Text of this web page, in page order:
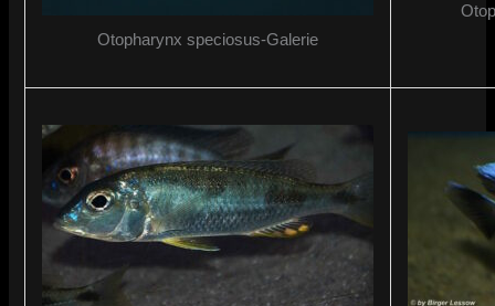
Otopharynx speciosus-Galerie